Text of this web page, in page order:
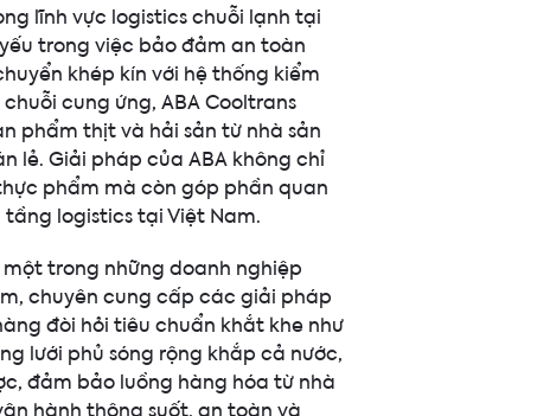
lĩnh vực logistics chuỗi lạnh tại
trong việc bảo đảm an toàn
khép kín với hệ thống kiểm
cung ứng, ABA Cooltrans
phẩm thịt và hải sản từ nhà sản
lẻ. Giải pháp của ABA không chỉ
phẩm mà còn góp phần quan
logistics tại Việt Nam.
trong những doanh nghiệp
chuyên cung cấp các giải pháp
đòi hỏi tiêu chuẩn khắt khe như
lưới phủ sóng rộng khắp cả nước,
đảm bảo luồng hàng hóa từ nhà
hành thông suốt, an toàn và